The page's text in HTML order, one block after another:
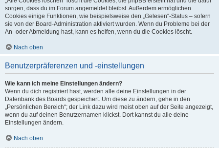
sorgen, dass du im Forum angemeldet bleibst. Außerdem ermöglichen
Cookies einige Funktionen, wie beispielsweise den „Gelesen“-Status – sofern
sie von der Board-Administration aktiviert wurden. Wenn du Probleme bei der
An- oder Abmeldung hast, kann es helfen, wenn du die Cookies löscht.
Nach oben
Benutzerpräferenzen und -einstellungen
Wie kann ich meine Einstellungen ändern?
Wenn du dich registriert hast, werden alle deine Einstellungen in der
Datenbank des Boards gespeichert. Um diese zu ändern, gehe in den
„Persönlichen Bereich“; der Link dazu wird meist oben auf der Seite angezeigt,
wenn du auf deinen Benutzernamen klickst. Dort kannst du alle deine
Einstellungen ändern.
Nach oben